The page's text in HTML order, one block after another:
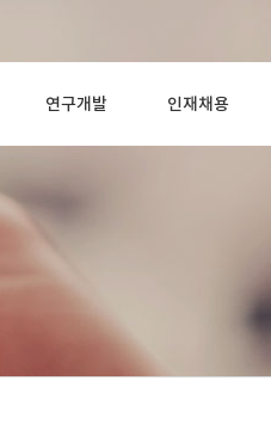
연구개발 인재채용